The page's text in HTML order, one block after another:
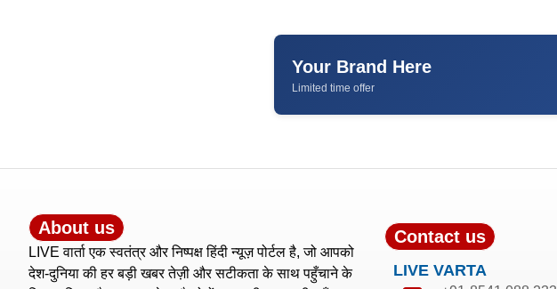
Your Brand Here
Limited time offer
About us
LIVE वार्ता एक स्वतंत्र और निष्पक्ष हिंदी न्यूज़ पोर्टल है, जो आपको
देश-दुनिया की हर बड़ी खबर तेज़ी और सटीकता के साथ पहुँचाने के
Contact us
LIVE VARTA